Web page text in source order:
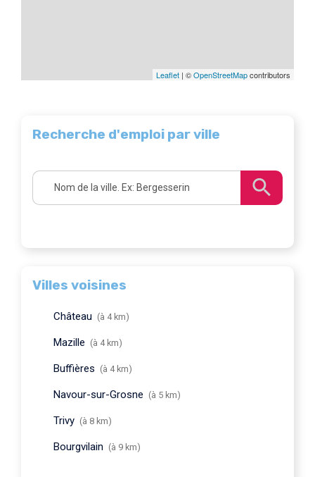
Leaflet | ©OpenStreetMapcontributors
Recherche d'emploi par ville
Villes voisines
Château (à 4 km)
Mazille (à 4 km)
Buffières (à 4 km)
Navour-sur-Grosne (à 5 km)
Trivy (à 8 km)
Bourgvilain (à 9 km)